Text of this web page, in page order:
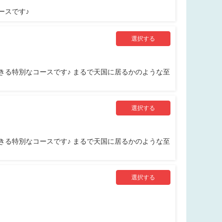
スです♪
選択する
る特別なコースです♪ まるで天国に居るかのような至
選択する
る特別なコースです♪ まるで天国に居るかのような至
選択する